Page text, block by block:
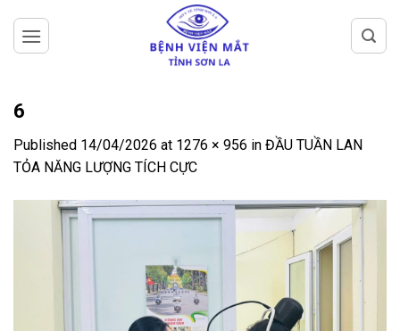
content
6
Published 14/04/2026 at 1276 × 956 in ĐẦU TUẦN LAN
TỎA NĂNG LƯỢNG TÍCH CỰC